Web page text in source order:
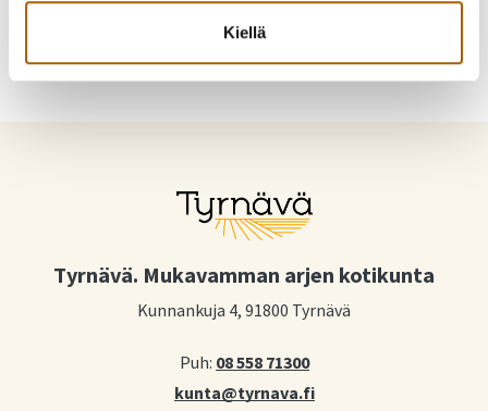
Kiellä
Tyrnävä. Mukavamman arjen kotikunta
Kunnankuja 4, 91800 Tyrnävä
Puh: 08 558 71300
kunta@tyrnava.fi